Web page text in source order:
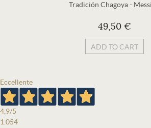
Tradición Chagoya-
49,50 €
ADD TO CART
Eccellente
4,9/5
1.054